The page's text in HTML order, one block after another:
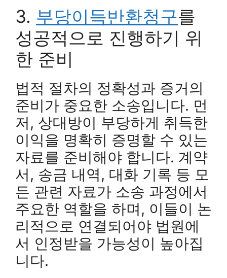
3. 부당이득반환청구를
성공적으로 진행하기 위
한 준비
법적 절차의 정확성과 증거의
준비가 중요한 소송입니다. 먼
저, 상대방이 부당하게 취득한
이익을 명확히 증명할 수 있는
자료를 준비해야 합니다. 계약
서, 송금 내역, 대화 기록 등 모
든 관련 자료가 소송 과정에서
주요한 역할을 하며, 이들이 논
리적으로 연결되어야 법원에
서 인정받을 가능성이 높아집
니다.